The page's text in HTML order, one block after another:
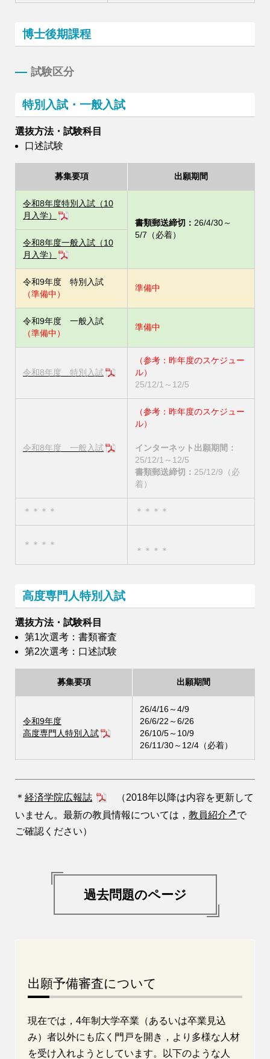
博士後期課程
試験区分
特別入試・一般入試
選抜方法・試験科目
口述試験
募集要項 出願期間
令和8年度特別入試（10
月入学）
書類郵送締切： 26/4/30～
5/7（必着）
令和8年度一般入試（10
月入学）
令和9年度 特別入試
（準備中）
準備中
令和9年度 一般入試
（準備中）
準備中
令和8年度 特別入試
（参考：昨年度のスケジュー
ル）
25/12/1～12/5
令和8年度 一般入試
（参考：昨年度のスケジュー
ル）
インターネット出願期間：
25/12/1～12/5
書類郵送締切： 25/12/9（必
着）
＊＊＊＊ ＊＊＊＊
＊＊＊＊
＊＊＊＊
高度専門人特別入試
選抜方法・試験科目
第1次選考：書類審査
第2次選考：口述試験
募集要項 出願期間
令和9年度
高度専門人特別入試
26/4/16～4/9
26/6/22～6/26
26/10/5～10/9
26/11/30～12/4（必着）
＊ 経済学院広報誌
（2018年以降は内容を更新して
いません。最新の教員情報については， 教員紹介
で
ご確認ください）
過去問題のページ
出願予備審査について
現在では，4年制大学卒業（あるいは卒業見込
み）者以外にも広く門戸を開き，より多様な人材
を受け入れようとしています。以下のような人